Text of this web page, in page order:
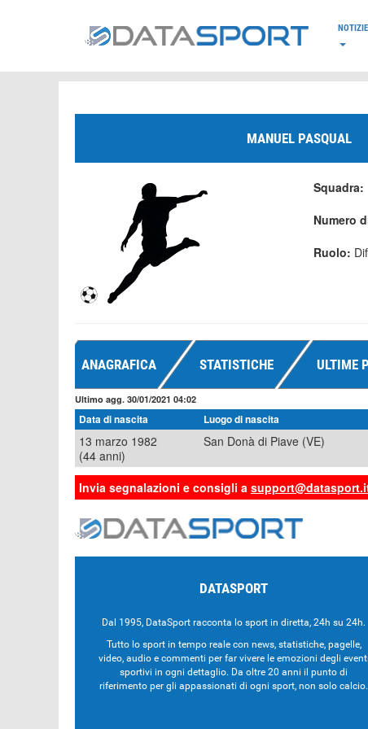
NOTIZIE
MANUEL PASQUAL
Squadra:
Numero
Ruolo:
ANAGRAFICA STATISTICHE ULTIME
Ultimo agg. 30/01/2021 04:02
Data di nascita Luogo di nascita
13 marzo 1982
(44 anni)
San Donà di Piave (VE)
Invia segnalazioni e consigli a
DATASPORT
Dal 1995, DataSport racconta lo sport in diretta, 24h su 24h.
Tutto lo sport in tempo reale con news, statistiche, pagelle,
video, audio e commenti per far vivere le emozioni degli eventi
sportivi in ogni dettaglio. Da oltre 20 anni il punto di
riferimento per gli appassionati di ogni sport, non solo calcio.